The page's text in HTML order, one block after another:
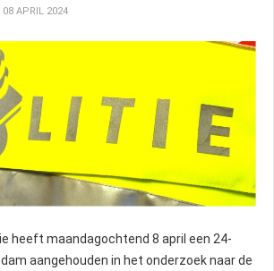
08 APRIL 2024
heeft maandagochtend 8 april een 24-
aangehouden in het onderzoek naar de